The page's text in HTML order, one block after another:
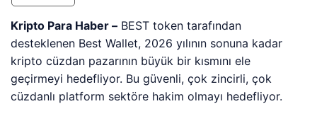
Kripto Para Haber – BEST token tarafından
desteklenen Best Wallet, 2026 yılının sonuna kadar
kripto cüzdan pazarının büyük bir kısmını ele
geçirmeyi hedefliyor. Bu güvenli, çok zincirli, çok
cüzdanlı platform sektöre hakim olmayı hedefliyor.